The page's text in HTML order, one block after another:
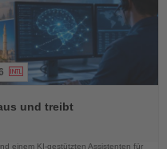
und treibt
einem KI-gestützten Assistenten für